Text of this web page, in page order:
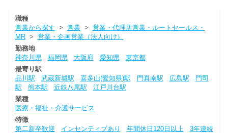
職種
営業から探す > 営業> 営業・代理店営業・ルートセールス・
MR> 営業・企画営業（法人向け）
勤務地
神奈川県
福岡県 大阪府 愛知県
東京都
最寄り駅
品川駅
武蔵新城駅 喜多山(愛知県)駅 門真南駅 広島駅
門司
駅
熊本駅 近鉄八尾駅
江戸川台駅
業種
医療・福祉・介護サービス
特徴
第二新卒歓迎
インセンティブあり 年間休日120日以上
3年連続